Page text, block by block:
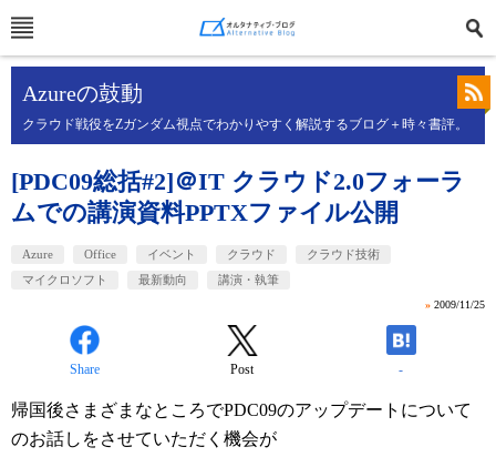
Azureの鼓動
クラウド戦役をZガンダム視点でわかりやすく解説するブログ＋時々書評。
[PDC09総括#2]＠IT クラウド2.0フォーラ
ムでの講演資料PPTXファイル公開
Azure Office イベント クラウド
クラウド技術
マイクロソフト
最新動向 講演・執筆
» 2009/11/25
Share Post -
帰国後さまざまなところでPDC09のアップデートについて
のお話しをさせていただく機会が